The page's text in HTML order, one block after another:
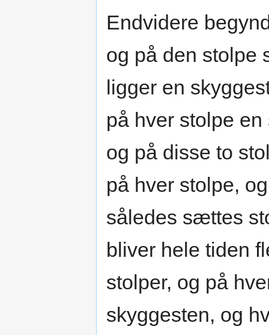
Endvidere
og på den stolpe
ligger en
på hver stolpe
og på disse to
på hver stolpe,
således sættes
bliver hele tiden
stolper, og på
skyggesten, og